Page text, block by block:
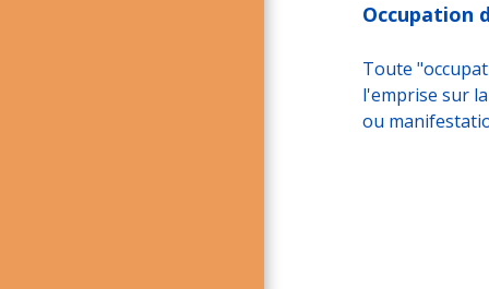
Occupation
Toute
l'emprise sur
ou